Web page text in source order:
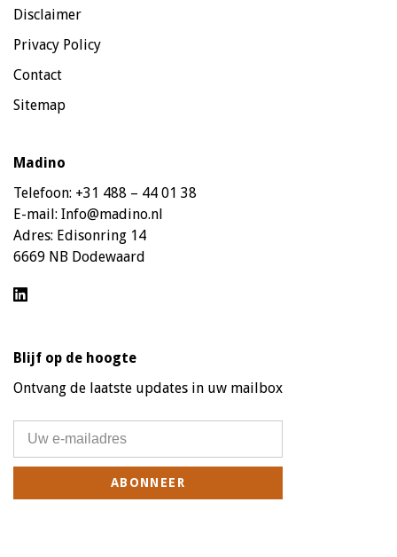
Disclaimer
Privacy Policy
Contact
Sitemap
Madino
Telefoon: +31 488 – 44 01 38
E-mail: Info@madino.nl
Adres: Edisonring 14
6669 NB Dodewaard
Blijf op de hoogte
Ontvang de laatste updates in uw mailbox
ABONNEER